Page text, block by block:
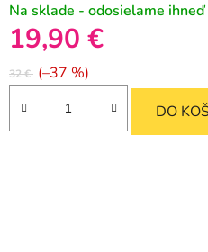
Na sklade - odosielame ihneď
19,90 €
32 € (–37 %)
DO